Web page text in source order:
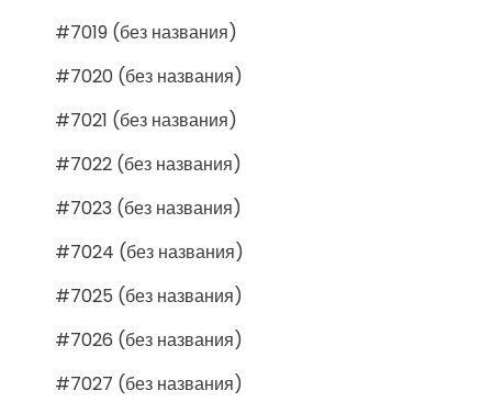
#7019 (без названия)
#7020 (без названия)
#7021 (без названия)
#7022 (без названия)
#7023 (без названия)
#7024 (без названия)
#7025 (без названия)
#7026 (без названия)
#7027 (без названия)